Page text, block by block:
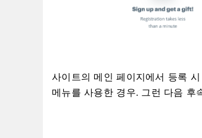
사이트의 메인 페이지에서 등록
메뉴를 사용한 경우. 그런 다음 후